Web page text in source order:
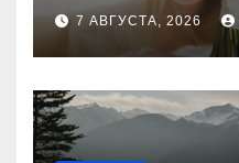
7 АВГУСТА, 2026